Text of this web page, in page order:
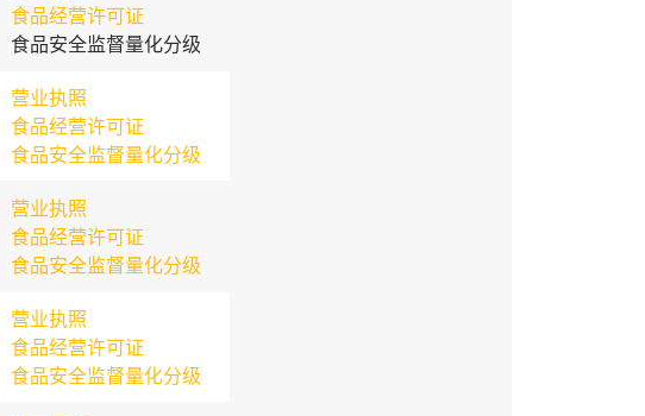
食品经营许可证
食品安全监督量化分级
营业执照
食品经营许可证
食品安全监督量化分级
营业执照
食品经营许可证
食品安全监督量化分级
营业执照
食品经营许可证
食品安全监督量化分级